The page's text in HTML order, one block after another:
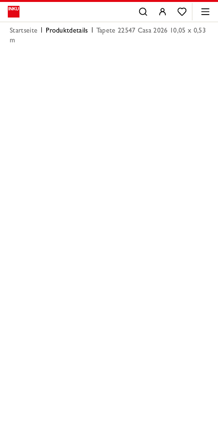
Startseite Produktdetails
Tapete 22547 Casa 2026 10,05 x 0,53
m